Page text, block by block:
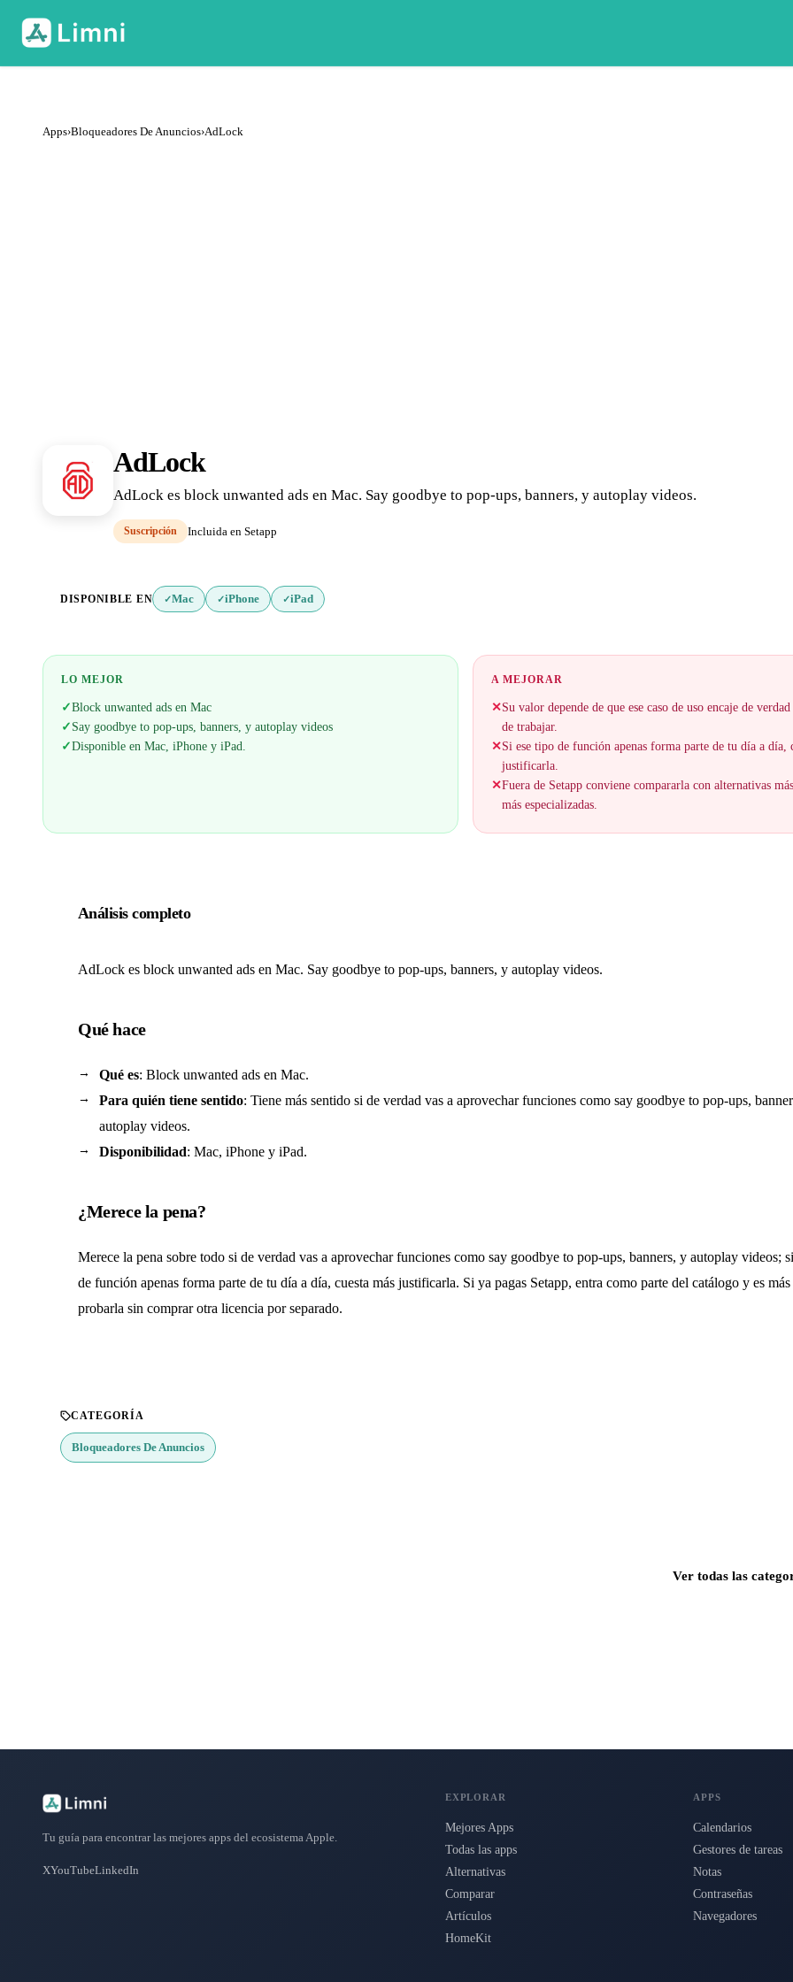
Apps›Bloqueadores De Anuncios›AdLock
AdLock
AdLock es block unwanted ads en Mac. Say goodbye to pop-ups, banners, y autoplay videos.
Suscripción Incluida en Setapp
DISPONIBLE EN ✓Mac ✓iPhone ✓iPad
LO MEJOR
✓Block unwanted ads en Mac
✓ Say goodbye to pop-ups, banners, y autoplay videos
✓Disponible en Mac, iPhone y iPad.
A MEJORAR
✕Su valor depende de que ese caso de uso encaje de
de trabajar.
✕Si ese tipo de función apenas forma parte de tu día a día,
justificarla.
✕Fuera de Setapp conviene compararla con alternativas
más especializadas.
Análisis completo
AdLock es block unwanted ads en Mac. Say goodbye to pop-ups, banners, y autoplay videos.
Qué hace
Qué es: Block unwanted ads en Mac.
Para quién tiene sentido: Tiene más sentido si de verdad vas a aprovechar funciones como say goodbye to pop-ups,
autoplay videos.
Disponibilidad: Mac, iPhone y iPad.
¿Merece la pena?
Merece la pena sobre todo si de verdad vas a aprovechar funciones como say goodbye to pop-ups, banners, y autoplay videos;
de función apenas forma parte de tu día a día, cuesta más justificarla. Si ya pagas Setapp, entra como parte del catálogo y es
probarla sin comprar otra licencia por separado.
CATEGORÍA
Bloqueadores De Anuncios
Ver todas las
Tu guía para encontrar las mejores apps del ecosistema Apple.
XYouTubeLinkedIn
EXPLORAR
Mejores Apps
Todas las apps
Alternativas
Comparar
Artículos
HomeKit
APPS
Calendarios
Gestores de tareas
Notas
Contraseñas
Navegadores